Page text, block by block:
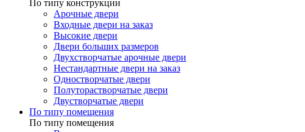
По типу конструкции
Арочные двери
Входные двери на заказ
Высокие двери
Двери больших размеров
Двухстворчатые арочные двери
Нестандартные двери на заказ
Одностворчатые двери
Полуторастворчатые двери
Двустворчатые двери
По типу помещения
По типу помещения